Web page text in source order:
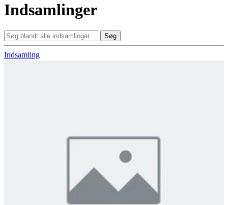
Indsamlinger
Søg
Indsamling